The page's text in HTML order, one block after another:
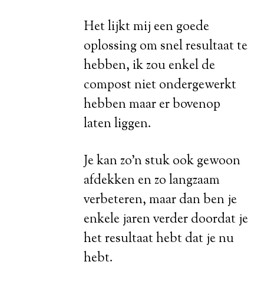
Het lijkt mij een goede
oplossing om snel resultaat te
hebben, ik zou enkel de
compost niet ondergewerkt
hebben maar er bovenop
laten liggen.
Je kan zo’n stuk ook gewoon
afdekken en zo langzaam
verbeteren, maar dan ben je
enkele jaren verder doordat je
het resultaat hebt dat je nu
hebt.